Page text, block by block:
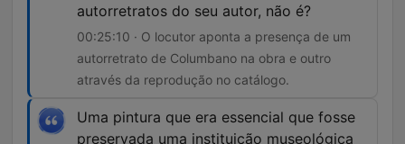
autorretratos do seu autor, não é?
00:25:10 · O locutor aponta a presença de um
autorretrato de Columbano na obra e outro
através da reprodução no catálogo.
Uma pintura que era essencial que fosse
preservada uma instituição museológica